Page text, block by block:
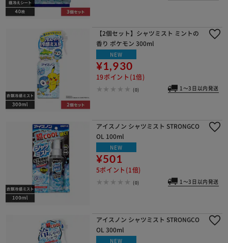
【2個セット】シャツミスト ミントの
香り ポケモン 300ml
NEW
¥1,930
19ポイント(1倍)
(0) 1～3日以内発送
アイスノン シャツミスト STRONGCO
OL 100ml
NEW
¥501
5ポイント(1倍)
(0) 1～3日以内発送
アイスノン シャツミスト STRONGCO
OL 300ml
NEW